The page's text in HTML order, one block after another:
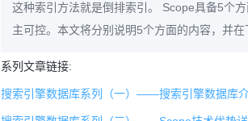
这种索引方法就是倒排索引。 Scope具备5个
主可控。本文将分别说明5个方面的内容，并
系列文章链接:
搜索引擎数据库系列（一）——搜索引擎数据库